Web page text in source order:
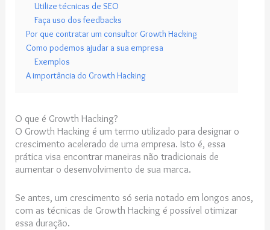
Utilize técnicas de SEO
Faça uso dos feedbacks
Por que contratar um consultor Growth Hacking
Como podemos ajudar a sua empresa
Exemplos
A importância do Growth Hacking
O que é Growth Hacking?
O Growth Hacking é um termo utilizado para designar o
crescimento acelerado de uma empresa. Isto é, essa
prática visa encontrar maneiras não tradicionais de
aumentar o desenvolvimento de sua marca.
Se antes, um crescimento só seria notado em longos anos,
com as técnicas de Growth Hacking é possível otimizar
essa duração.